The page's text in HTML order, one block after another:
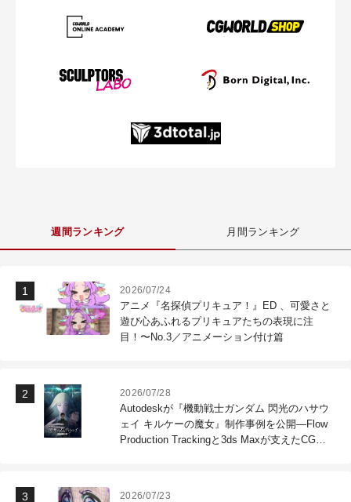
週間ランキング 月間ランキング
2026/07/24
アニメ『名探偵プリキュア！』ED 、可愛さと
遊び心あふれるプリキュアたちの表現に注
目！〜No.3／アニメーション付け篇
2026/07/28
Autodeskが『機動戦士ガンダム 閃光のハサウ
ェイ キルケーの魔女』制作事例を公開―Flow
Production Trackingと3ds Maxが支えたCG制
2026/07/23